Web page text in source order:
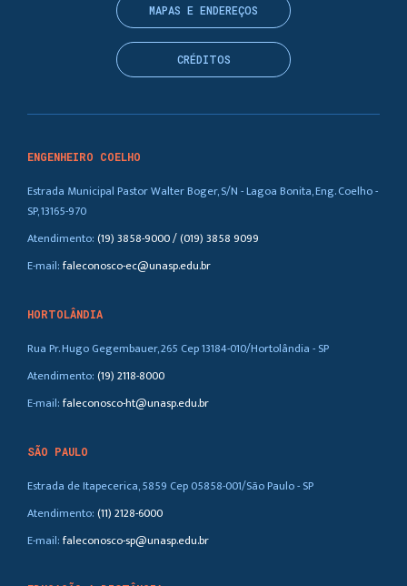
ENGENHEIRO COELHO
Estrada Municipal Pastor Walter Boger, S/N - Lagoa Bonita, Eng. Coelho -
SP, 13165-970
Atendimento:(19) 3858-9000 / (019) 3858 9099
E-mail:faleconosco-ec@unasp.edu.br
HORTOLÂNDIA
Rua Pr. Hugo Gegembauer, 265 Cep 13184-010/Hortolândia - SP
Atendimento:(19) 2118-8000
E-mail:faleconosco-ht@unasp.edu.br
SÃO PAULO
Estrada de Itapecerica, 5859 Cep 05858-001/São Paulo - SP
Atendimento:(11) 2128-6000
E-mail:faleconosco-sp@unasp.edu.br
MAPAS E ENDEREÇOS
CRÉDITOS